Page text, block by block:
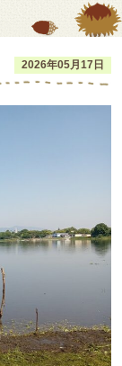
2026年05月17日